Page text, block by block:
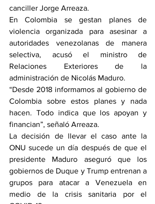
canciller Jorge Arreaza.
En Colombia se gestan planes de
violencia organizada para asesinar a
autoridades venezolanas de manera
selectiva, acusó el ministro de
Relaciones Exteriores de la
administración de Nicolás Maduro.
“Desde 2018 informamos al gobierno de
Colombia sobre estos planes y nada
hacen. Todo indica que los apoyan y
financian”, señaló Arreaza.
La decisión de llevar el caso ante la
ONU sucede un día después de que el
presidente Maduro aseguró que los
gobiernos de Duque y Trump entrenan a
grupos para atacar a Venezuela en
medio de la crisis sanitaria por el